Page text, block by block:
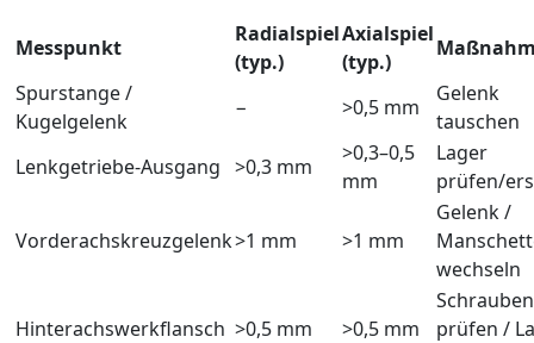
Messpunkt
Radialspiel
(typ.)
Axialspiel
(typ.)
Spurstange /
Kugelgelenk
− >0,5 mm
Gelenk
tauschen
Lenkgetriebe-Ausgang >0,3 mm
>0,3–0,5
mm
Lager
prüfen/
Vorderachskreuzgelenk>1 mm >1 mm
Gelenk /
wechseln
Hinterachswerkflansch >0,5 mm >0,5 mm
Schrauben
prüfen /